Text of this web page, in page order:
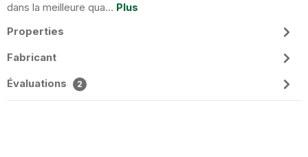
dans la meilleure qua… Plus
Properties
Fabricant
Évaluations 2